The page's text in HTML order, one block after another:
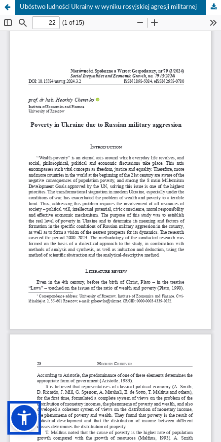
Ubóstwo ludności Ukrainy w wyniku rosyjskiej agresji militarnej